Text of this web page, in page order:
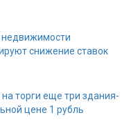
недвижимости
снижение ставок
на торги еще три здания-
цене 1 рубль